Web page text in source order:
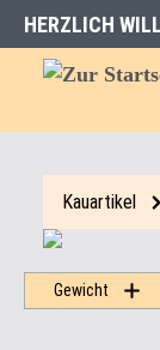
HERZLICH
Kauartikel
Gewicht